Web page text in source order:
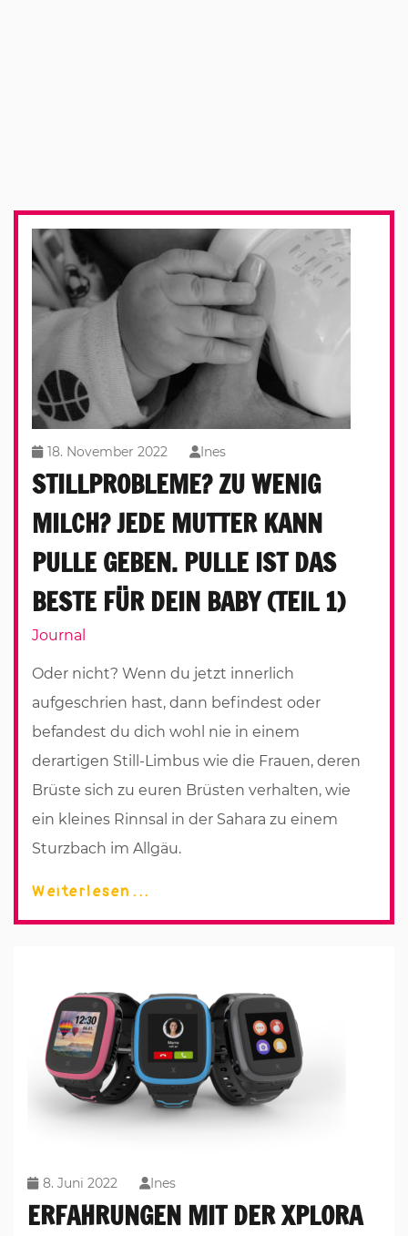
18. November 2022 Ines
STILLPROBLEME? ZU WENIG
MILCH? JEDE MUTTER KANN
PULLE GEBEN. PULLE IST DAS
BESTE FÜR DEIN BABY (TEIL 1)
Journal
Oder nicht? Wenn du jetzt innerlich
aufgeschrien hast, dann befindest oder
befandest du dich wohl nie in einem
derartigen Still-Limbus wie die Frauen, deren
Brüste sich zu euren Brüsten verhalten, wie
ein kleines Rinnsal in der Sahara zu einem
Sturzbach im Allgäu.
Weiterlesen
8. Juni 2022 Ines
ERFAHRUNGEN MIT DER XPLORA